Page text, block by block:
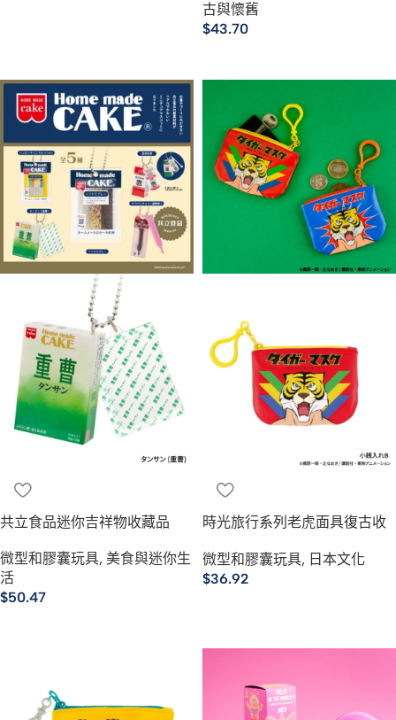
古與懷舊
$43.70
共立食品迷你吉祥物收藏品
微型和膠囊玩具, 美食與迷你生
活
$50.47
時光旅行系列老虎面具復古收
微型和膠囊玩具, 日本文化
$36.92